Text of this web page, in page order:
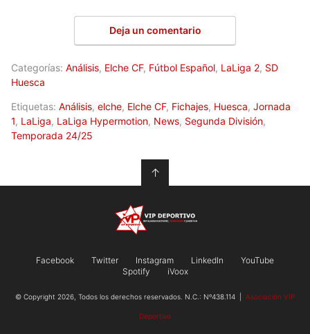
Deja un comentario
Categorías: Análisis, Elche CF, Fútbol Español, LaLiga 2, SD
Huesca
Etiquetas: Análisis, elche, Elche CF, Fichajes, Huesca, Jornada
1, LaLiga, LaLiga Hypermotion, News, Segunda División,
Temporada 24/25
↑
Facebook Twitter Instagram LinkedIn
YouTube
Spotify
iVoox
© Copyright 2026, Todos los derechos reservados. N.C.: Nº438.114 | Asociación VIP
Deportivo